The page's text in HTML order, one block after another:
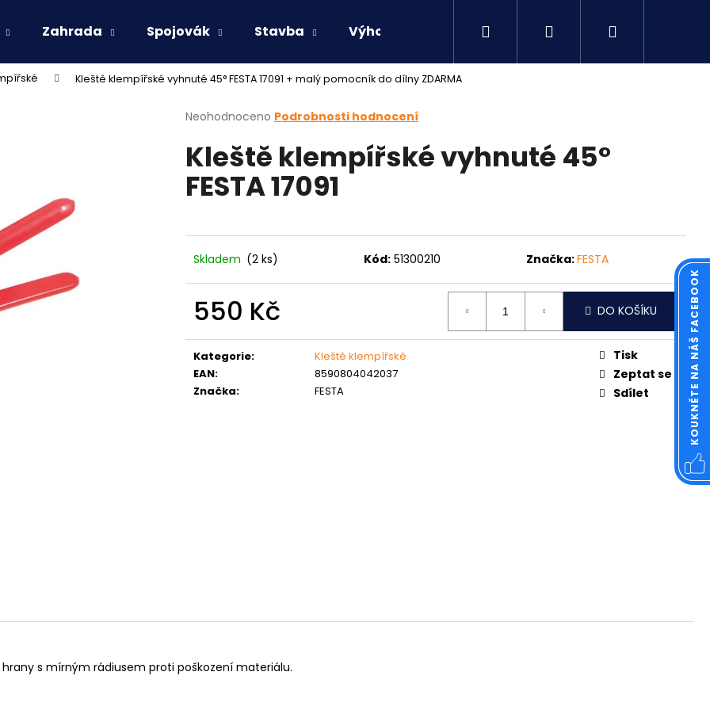
Zahrada Spojovák Stavba Výhodné sety Kontakty Přihlášení
Kleště klempířské vyhnuté 45° FESTA 17091 + malý pomocník do dílny ZDARMA
Průměrné
produktu
je
0,0
Neohodnoceno Podrobnosti hodnocení
Kleště klempířské vyhnuté 45°
FESTA 17091
Skladem (2 ks) Kód: 51300210 Značka:FESTA
550 Kč
cena:
DO KOŠÍKU
Kategorie:
Kleště klempířské
EAN:
8590804042037
Značka: FESTA
Tisk
Zeptat se
Sdílet
s mírným rádiusem proti poškození materiálu.
Co potřebujete najít?
HLEDAT
Doporučujeme
Následující
MATICE ŠESTIHRANNÁ PRODLOUŽENÁ
PODLOŽKA PÉROVÁ ČTVERCOVÁ NEREZ
KOUKNĚTE NA NÁŠ FACEBOOK